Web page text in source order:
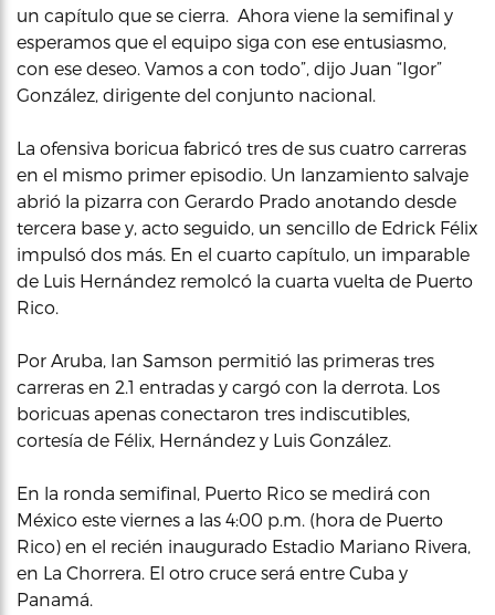
un capítulo que se cierra. Ahora viene la semifinal y
esperamos que el equipo siga con ese entusiasmo,
con ese deseo. Vamos a con todo”, dijo Juan “Igor”
González, dirigente del conjunto nacional.
La ofensiva boricua fabricó tres de sus cuatro carreras
en el mismo primer episodio. Un lanzamiento salvaje
abrió la pizarra con Gerardo Prado anotando desde
tercera base y, acto seguido, un sencillo de Edrick Félix
impulsó dos más. En el cuarto capítulo, un imparable
de Luis Hernández remolcó la cuarta vuelta de Puerto
Rico.
Por Aruba, Ian Samson permitió las primeras tres
carreras en 2.1 entradas y cargó con la derrota. Los
boricuas apenas conectaron tres indiscutibles,
cortesía de Félix, Hernández y Luis González.
En la ronda semifinal, Puerto Rico se medirá con
México este viernes a las 4:00 p.m. (hora de Puerto
Rico) en el recién inaugurado Estadio Mariano Rivera,
en La Chorrera. El otro cruce será entre Cuba y
Panamá.